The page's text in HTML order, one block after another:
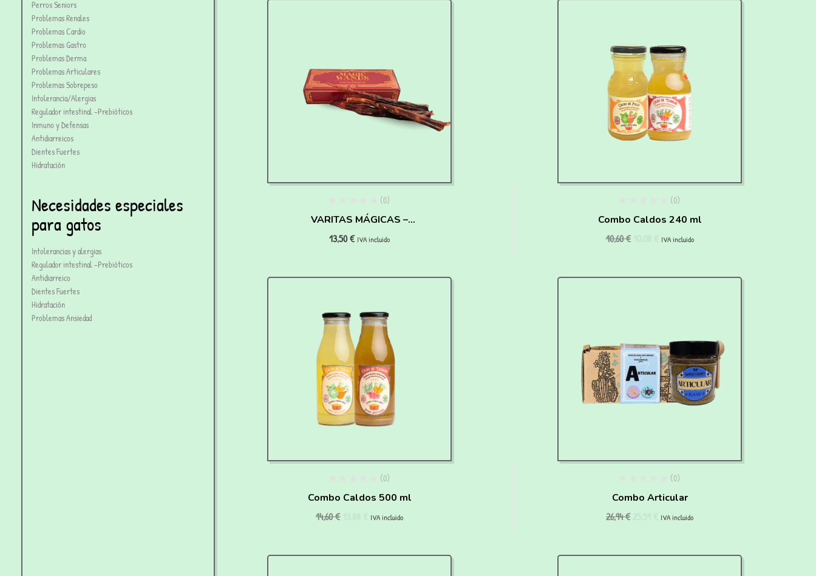
Perros Seniors
Problemas Renales
Problemas Cardio
Problemas Gastro
Problemas Derma
Problemas Articulares
Problemas Sobrepeso
Intolerancia/Alergias
Regulador intestinal -Prebióticos
Inmuno y Defensas
Antidiarreicos
Dientes Fuertes
Hidratación
Necesidades especiales
para gatos
Intolerancias y alergias
Regulador intestinal -Prebióticos
Antidiarreico
Dientes Fuertes
Hidratación
Problemas Ansiedad
(0)
VARITAS MÁGICAS –
HAIRY PAWTTER
13,50€ IVA incluido
(0)
Combo Caldos 240 ml
10,60€ IVA incluido
(0)
Combo Caldos 500 ml
14,60€ IVA incluido
(0)
Combo Articular
26,94€ IVA incluido